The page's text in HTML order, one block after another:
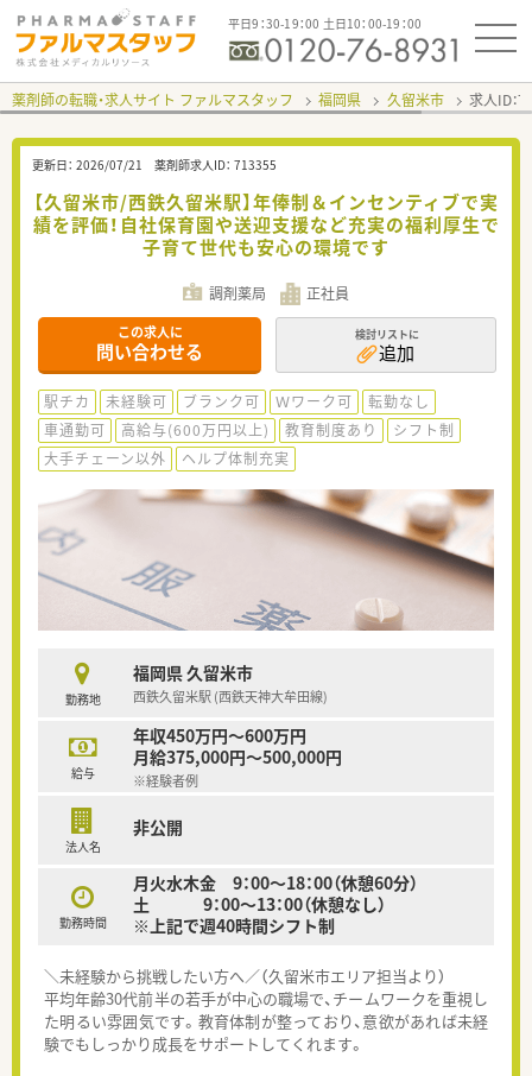
平日9：30-19：00 土日10：00-19：00
薬剤師の転職・求人サイト ファルマスタッフ 福岡県 久留米市 求人ID：
更新日： 2026/07/21 薬剤師求人ID： 713355
【久留米市/西鉄久留米駅】年俸制＆インセンティブで実
績を評価！自社保育園や送迎支援など充実の福利厚生で
子育て世代も安心の環境です
調剤薬局 正社員
この求人に
問い合わせる
検討リストに
追加
駅チカ 未経験可 ブランク可 Ｗワーク可
転勤なし
車通勤可
高給与(600万円以上) 教育制度あり
シフト制
大手チェーン以外
ヘルプ体制充実
勤務地
福岡県 久留米市
西鉄久留米駅 (西鉄天神大牟田線)
給与
年収450万円～600万円
月給375,000円～500,000円
※経験者例
法人名
非公開
勤務時間
月火水木金 9：00～18：00（休憩60分）
土 9：00～13：00（休憩なし）
※上記で週40時間シフト制
＼未経験から挑戦したい方へ／（久留米市エリア担当より）
平均年齢30代前半の若手が中心の職場で、チームワークを重視し
た明るい雰囲気です。教育体制が整っており、意欲があれば未経
験でもしっかり成長をサポートしてくれます。